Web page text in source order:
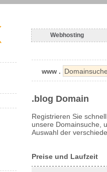
Webhosting
www .
.blog Domain
Registrieren Sie
unsere Domainsuche,
Auswahl der
Preise und Laufzeit